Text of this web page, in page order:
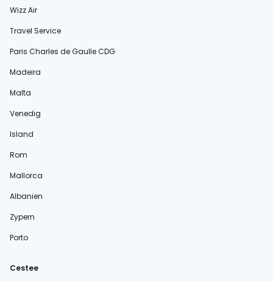
Wizz Air
Travel Service
Paris Charles de Gaulle CDG
Madeira
Malta
Venedig
Island
Rom
Mallorca
Albanien
Zypern
Porto
Cestee